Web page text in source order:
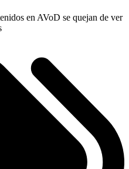
en AVoD se quejan de ver